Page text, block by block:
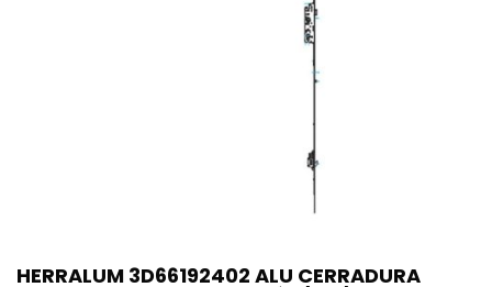
HERRALUM 3D66192402 ALU CERRADURA